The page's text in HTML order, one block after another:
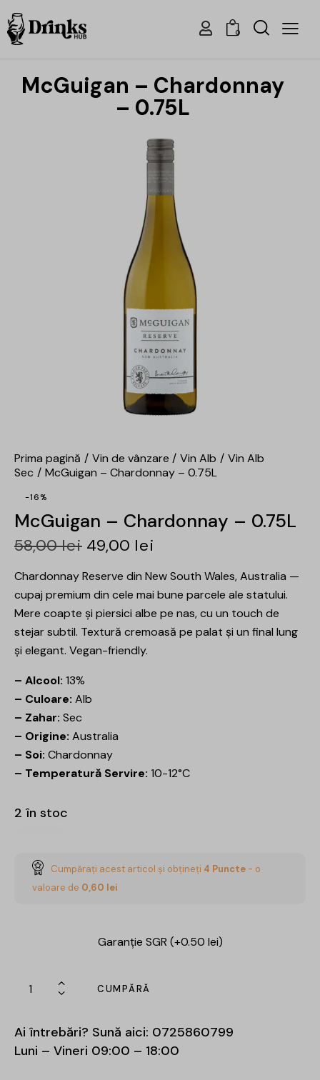
0
McGuigan – Chardonnay
– 0.75L
Prima pagină Vin de vânzare Vin Alb
Vin Alb
Sec
McGuigan – Chardonnay – 0.75L
-16%
McGuigan – Chardonnay – 0.75L
58,00lei 49,00 lei
Chardonnay Reserve din New South Wales, Australia —
cupaj premium din cele mai bune parcele ale statului.
Mere coapte și piersici albe pe nas, cu un touch de
stejar subtil. Textură cremoasă pe palat și un final lung
și elegant. Vegan-friendly.
– Alcool: 13%
– Culoare: Alb
– Zahar: Sec
– Origine: Australia
– Soi: Chardonnay
– Temperatură Servire: 10-12°C
2 în stoc
Cumpărați acest articol și obțineți 4 Puncte - o
valoare de 0,60 lei
Garanție SGR (+0.50 lei)
CUMPĂRĂ
Ai întrebări? Sună aici: 0725860799
Luni – Vineri 09:00 – 18:00